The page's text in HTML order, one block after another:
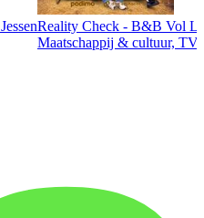
Reality Check - B&B Vol
Maatschappij & cultuur,